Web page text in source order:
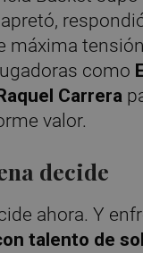
máxima
como
Carrera
valor.
decide
ahora. Y
talento de